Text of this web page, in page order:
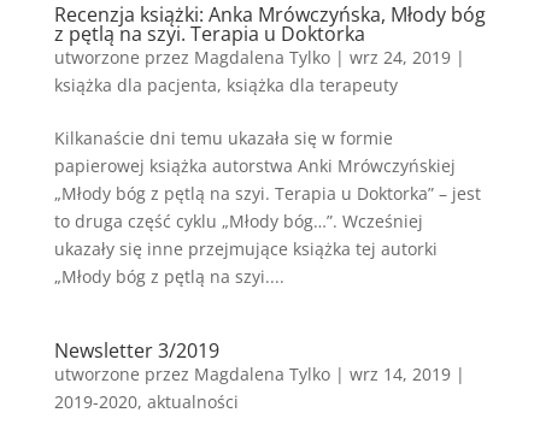
Recenzja książki: Anka Mrówczyńska, Młody bóg
z pętlą na szyi. Terapia u Doktorka
utworzone przez Magdalena Tylko| wrz 24, 2019|
książka dla pacjenta, książka dla terapeuty
Kilkanaście dni temu ukazała się w formie
papierowej książka autorstwa Anki Mrówczyńskiej
„Młody bóg z pętlą na szyi. Terapia u Doktorka” – jest
to druga część cyklu „Młody bóg…”. Wcześniej
ukazały się inne przejmujące książka tej autorki
„Młody bóg z pętlą na szyi....
Newsletter 3/2019
utworzone przez Magdalena Tylko| wrz 14, 2019|
2019-2020, aktualności